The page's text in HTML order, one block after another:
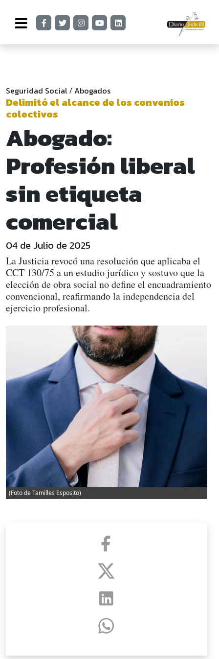
Seguridad Social/Abogados
Delimitó el alcance de los convenios
colectivos
Abogado:
Profesión liberal
sin etiqueta
comercial
04 de Julio de 2025
La Justicia revocó una resolución que aplicaba el
CCT 130/75 a un estudio jurídico y sostuvo que la
elección de obra social no define el encuadramiento
convencional, reafirmando la independencia del
ejercicio profesional.
(Foto de Tamilles Esposito)